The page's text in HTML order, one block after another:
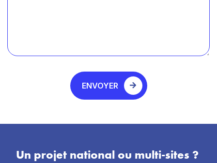
ENVOYER
Un projet national ou multi-sites ?